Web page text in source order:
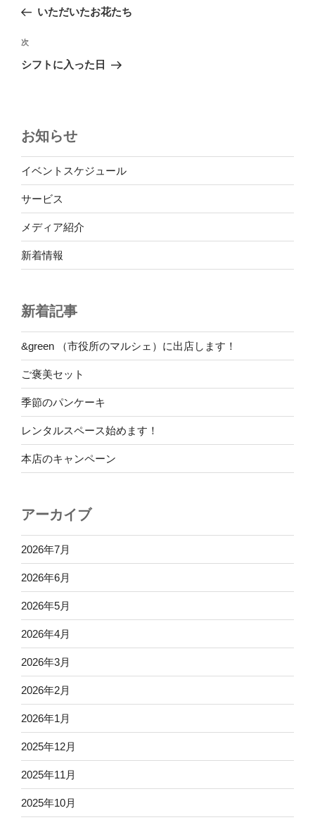
ナ
ビ
ゲ
ン
の
稿
いただいたお花たち
次
の
次
シフトに入った日
お知らせ
イベントスケジュール
サービス
メディア紹介
新着情報
新着記事
&green （市役所のマルシェ）に出店します！
ご褒美セット
季節のパンケーキ
レンタルスペース始めます！
本店のキャンペーン
アーカイブ
2026年7月
2026年6月
2026年5月
2026年4月
2026年3月
2026年2月
2026年1月
2025年12月
2025年11月
2025年10月